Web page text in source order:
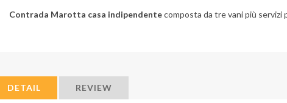
Contrada Marotta casa indipendentecomposta da tre vani più servizi
DETAIL REVIEW